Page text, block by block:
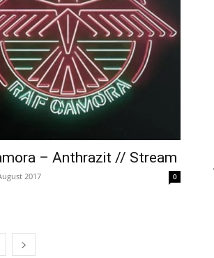
– Anthrazit // Stream
2017 0